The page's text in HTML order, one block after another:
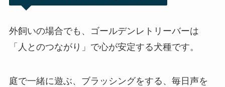
外飼いの場合でも、ゴールデンレトリーバーは
「人とのつながり」で心が安定する犬種です。
庭で一緒に遊ぶ、ブラッシングをする、毎日声を